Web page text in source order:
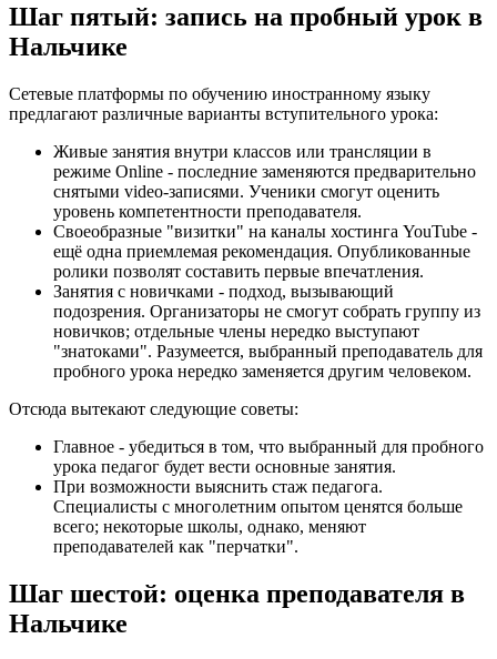
Шаг пятый: запись на пробный урок в
Нальчике
Сетевые платформы по обучению иностранному языку
предлагают различные варианты вступительного урока:
Живые занятия внутри классов или трансляции в
режиме Online - последние заменяются предварительно
снятыми video-записями. Ученики смогут оценить
уровень компетентности преподавателя.
Своеобразные "визитки" на каналы хостинга YouTube -
ещё одна приемлемая рекомендация. Опубликованные
ролики позволят составить первые впечатления.
Занятия с новичками - подход, вызывающий
подозрения. Организаторы не смогут собрать группу из
новичков; отдельные члены нередко выступают
"знатоками". Разумеется, выбранный преподаватель для
пробного урока нередко заменяется другим человеком.
Отсюда вытекают следующие советы:
Главное - убедиться в том, что выбранный для пробного
урока педагог будет вести основные занятия.
При возможности выяснить стаж педагога.
Специалисты с многолетним опытом ценятся больше
всего; некоторые школы, однако, меняют
преподавателей как "перчатки".
Шаг шестой: оценка преподавателя в
Нальчике